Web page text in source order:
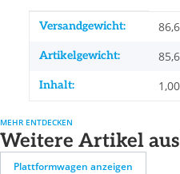
Produkteigenschaft
Wert
Versandgewicht:
Artikelgewicht:
Inhalt:
MEHR ENTDECKEN
Weitere Artikel
Plattformwagen anzeigen